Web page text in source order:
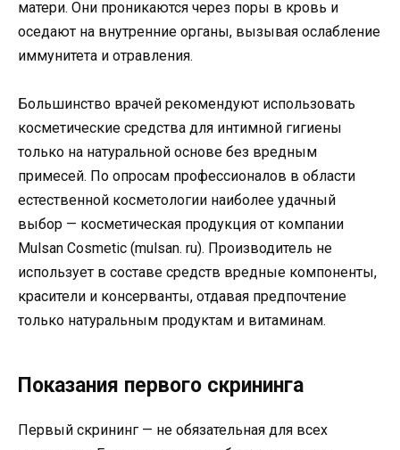
матери. Они проникаются через поры в кровь и
оседают на внутренние органы, вызывая ослабление
иммунитета и отравления.
Большинство врачей рекомендуют использовать
косметические средства для интимной гигиены
только на натуральной основе без вредным
примесей. По опросам профессионалов в области
естественной косметологии наиболее удачный
выбор — косметическая продукция от компании
Mulsan Cosmetic (mulsan. ru). Производитель не
использует в составе средств вредные компоненты,
красители и консерванты, отдавая предпочтение
только натуральным продуктам и витаминам.
Показания первого скрининга
Первый скрининг — не обязательная для всех